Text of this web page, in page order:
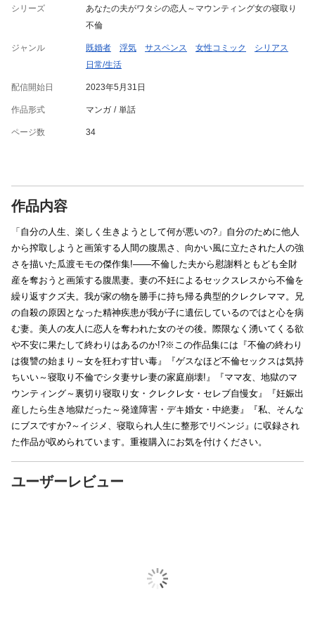
シリーズ
あなたの夫がワタシの恋人～マウンティング女の寝取り
不倫
ジャンル 既婚者 浮気 サスペンス 女性コミック
シリアス
日常/生活
配信開始日 2023年5月31日
作品形式 マンガ 単話
ページ数 34
作品内容
「自分の人生、楽しく生きようとして何が悪いの?」自分のために他人
から搾取しようと画策する人間の腹黒さ、向かい風に立たされた人の強
さを描いた瓜渡モモの傑作集!――不倫した夫から慰謝料ともども全財
産を奪おうと画策する腹黒妻。妻の不妊によるセックスレスから不倫を
繰り返すクズ夫。我が家の物を勝手に持ち帰る典型的クレクレママ。兄
の自殺の原因となった精神疾患が我が子に遺伝しているのではと心を病
む妻。美人の友人に恋人を奪われた女のその後。際限なく湧いてくる欲
や不安に果たして終わりはあるのか!?※この作品集には『不倫の終わり
は復讐の始まり～女を狂わす甘い毒』『ゲスなほど不倫セックスは気持
ちいい～寝取り不倫でシタ妻サレ妻の家庭崩壊!』『ママ友、地獄のマ
ウンティング～裏切り寝取り女・クレクレ女・セレブ自慢女』『妊娠出
産したら生き地獄だった～発達障害・デキ婚女・中絶妻』『私、そんな
にブスですか?～イジメ、寝取られ人生に整形でリベンジ』に収録され
た作品が収められています。重複購入にお気を付けください。
ユーザーレビュー